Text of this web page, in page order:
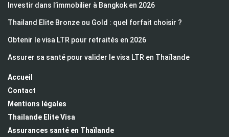
Investir dans l’immobilier à Bangkok en 2026
Thailand Elite Bronze ou Gold : quel forfait choisir ?
Obtenir le visa LTR pour retraités en 2026
Assurer sa santé pour valider le visa LTR en Thaïlande
Accueil
Contact
Mentions légales
Thailande Elite Visa
Assurances santé en Thaïlande